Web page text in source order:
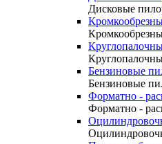
Дисковые
Бензиновые
Бензиновые
Форматно -
Форматно -